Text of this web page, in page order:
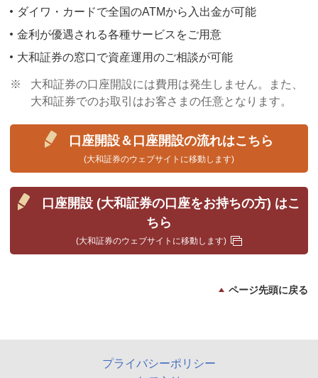
ダイワ・カードで全国のATMから入出金が可能
金利が優遇される各種サービスをご用意
大和証券の窓口で資産運用のご相談が可能
※
大和証券の口座開設には費用は発生しません。また、
大和証券でのお取引はお客さまの任意となります。
口座開設＆口座開設の流れはこちら
(大和証券のウェブサイトに移動します)
口座開設 (大和証券の口座をお持ちの方) はこ
ちら
(大和証券のウェブサイトに移動します)
ページ先頭に戻る
プライバシーポリシー